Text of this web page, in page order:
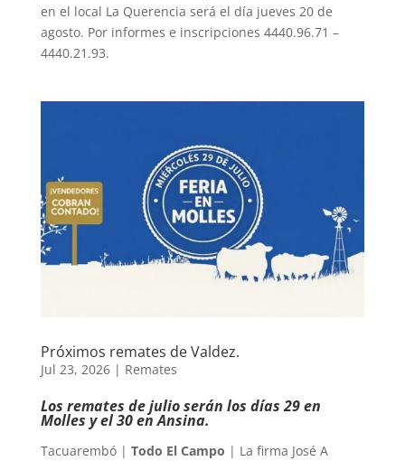
en el local La Querencia será el día jueves 20 de
agosto. Por informes e inscripciones 4440.96.71 –
4440.21.93.
Próximos remates de Valdez.
Jul 23, 2026| Remates
Los remates de julio serán los días 29 en
Molles y el 30 en Ansina.
Tacuarembó | Todo El Campo | La firma José A